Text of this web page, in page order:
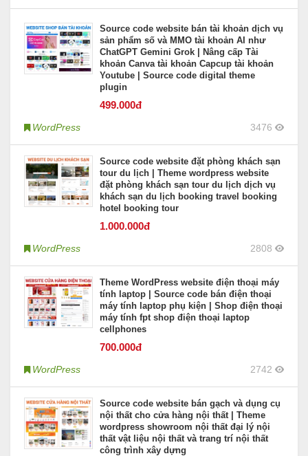
Source code website bán tài khoản dịch vụ
sản phẩm số và MMO tài khoản AI như
ChatGPT Gemini Grok | Nâng cấp Tài
khoản Canva tài khoản Capcup tài khoản
Youtube | Source code digital theme
plugin
499.000đ
WordPress 3476
Source code website đặt phòng khách sạn
tour du lịch | Theme wordpress website
đặt phòng khách sạn tour du lịch dịch vụ
khách sạn du lịch booking travel booking
hotel booking tour
1.000.000đ
WordPress 2808
Theme WordPress website điện thoại máy
tính laptop | Source code bán điện thoại
máy tính laptop phụ kiện | Shop điện thoại
máy tính fpt shop điện thoại laptop
cellphones
700.000đ
WordPress 2742
Source code website bán gạch và dụng cụ
nội thất cho cửa hàng nội thất | Theme
wordpress showroom nội thất đại lý nội
thất vật liệu nội thất và trang trí nội thất
công trình xây dựng